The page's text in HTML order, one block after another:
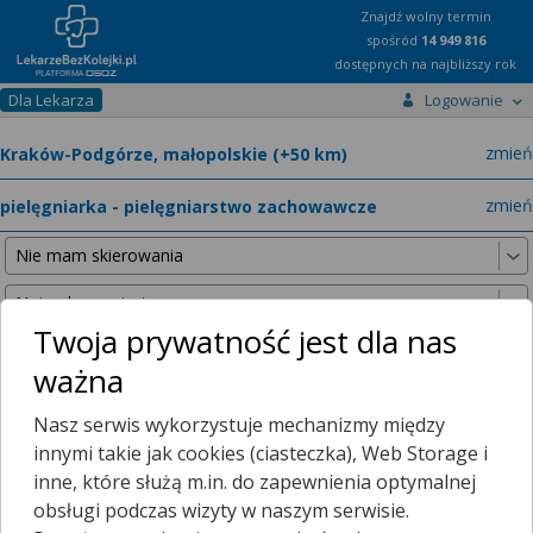
Znajdź wolny termin
spośród 14 949 816
dostępnych na najbliższy rok
Dla Lekarza Logowanie
zmień
zmień
Nie znaleźliśmy żadnych lekarzy w promieniu25 km , dlatego
zwiększyliśmy promień wyszukiwania do
50 km
Twoja prywatność jest dla nas
ważna
Nasz serwis wykorzystuje mechanizmy między
innymi takie jak cookies (ciasteczka), Web Storage i
inne, które służą m.in. do zapewnienia optymalnej
obsługi podczas wizyty w naszym serwisie.